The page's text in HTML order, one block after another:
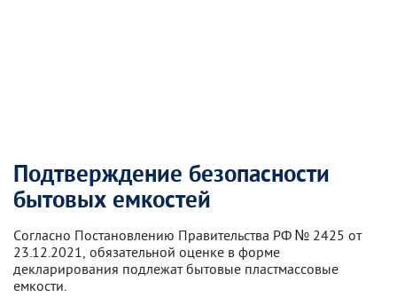
Подтверждение безопасности
бытовых емкостей
Согласно Постановлению Правительства РФ № 2425 от
23.12.2021, обязательной оценке в форме
декларирования подлежат бытовые пластмассовые
емкости.